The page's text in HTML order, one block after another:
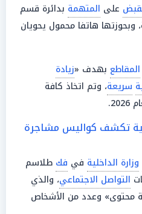
على المتهمة بدائرة قسم
هاتفا محمول يحويان
المقاطع بهدف «زيادة
سريعة، وتم اتخاذ كافة
تكشف كواليس مشاجرة
وزارة الداخلية في فك طلاسم
التواصل الاجتماعي، والذي
محتوى» وعدد من الأشخاص